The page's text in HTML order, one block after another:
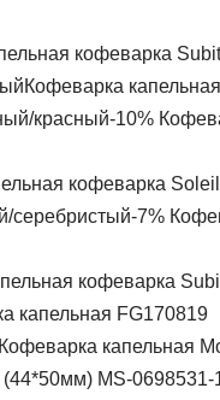
кофеварка
Кофеварка
-10%
кофеварка
-7%
кофеварка
капельная FG170819
капельная
-